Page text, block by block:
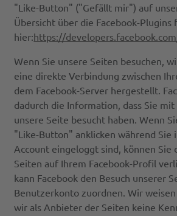
"Like-Button" ("Gefällt mir") auf
Übersicht über die Facebook-Plugins
hier:https://
Wenn Sie unsere Seiten besuchen,
eine direkte Verbindung zwischen
dem Facebook-Server hergestellt.
dadurch die Information, dass Sie
unsere Seite besucht haben. Wenn
"Like-Button" anklicken während Sie
Account eingeloggt sind, können Sie
Seiten auf Ihrem Facebook-Profil
kann Facebook den Besuch unserer
Benutzerkonto zuordnen. Wir
wir als Anbieter der Seiten keine